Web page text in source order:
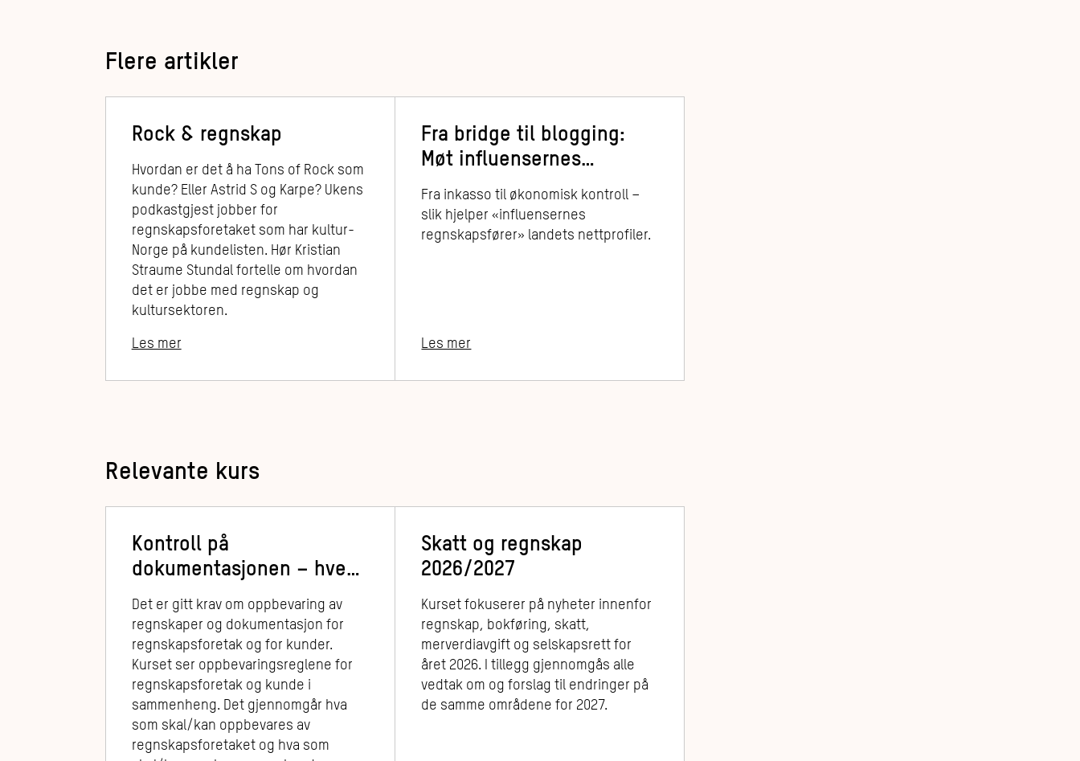
Flere artikler
Rock & regnskap
Hvordan er det å ha Tons of Rock som
kunde? Eller Astrid S og Karpe? Ukens
podkastgjest jobber for
regnskapsforetaket som har kultur-
Norge på kundelisten. Hør Kristian
Straume Stundal fortelle om hvordan
det er jobbe med regnskap og
kultursektoren.
Les mer
Fra bridge til blogging:
Møt influensernes
regnskapsfører
Fra inkasso til økonomisk kontroll –
slik hjelper «influensernes
regnskapsfører» landets nettprofiler.
Les mer
Relevante kurs
Kontroll på
dokumentasjonen – hvem
oppbevarer hva
Det er gitt krav om oppbevaring av
regnskaper og dokumentasjon for
regnskapsforetak og for kunder.
Kurset ser oppbevaringsreglene for
regnskapsforetak og kunde i
sammenheng. Det gjennomgår hva
som skal/kan oppbevares av
regnskapsforetaket og hva som
Skatt og regnskap
2026/2027
Kurset fokuserer på nyheter innenfor
regnskap, bokføring, skatt,
merverdiavgift og selskapsrett for
året 2026. I tillegg gjennomgås alle
vedtak om og forslag til endringer på
de samme områdene for 2027.